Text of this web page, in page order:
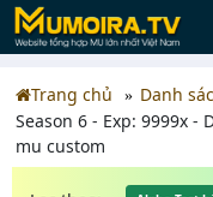
Trang chủ Danh
Season 6 - Exp: 9999x -
mu custom